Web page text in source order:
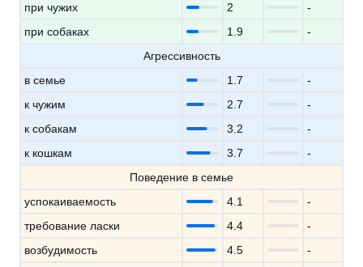
при чужих
2
-
при собаках
1.9
-
Агрессивность
в семье
1.7
-
к чужим
2.7
-
к собакам
3.2
-
к кошкам
3.7
-
Поведение в семье
успокаиваемость
4.1
-
требование ласки
4.4
-
возбудимость
4.5
-